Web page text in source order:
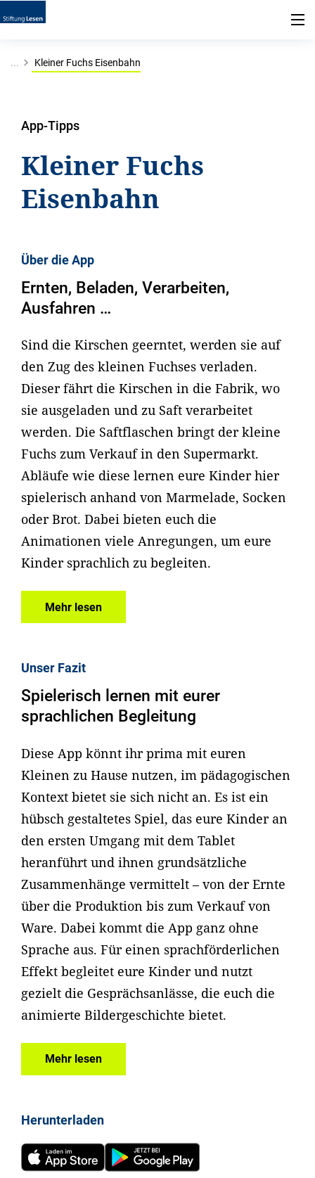
... Kleiner Fuchs Eisenbahn
App-Tipps
Kleiner Fuchs
Eisenbahn
Über die App
Ernten, Beladen, Verarbeiten,
Ausfahren …
Sind die Kirschen geerntet, werden sie auf
den Zug des kleinen Fuchses verladen.
Dieser fährt die Kirschen in die Fabrik, wo
sie ausgeladen und zu Saft verarbeitet
werden. Die Saftflaschen bringt der kleine
Fuchs zum Verkauf in den Supermarkt.
Abläufe wie diese lernen eure Kinder hier
spielerisch anhand von Marmelade, Socken
oder Brot. Dabei bieten euch die
Animationen viele Anregungen, um eure
Kinder sprachlich zu begleiten.
Mehr lesen
Unser Fazit
Spielerisch lernen mit eurer
sprachlichen Begleitung
Diese App könnt ihr prima mit euren
Kleinen zu Hause nutzen, im pädagogischen
Kontext bietet sie sich nicht an. Es ist ein
hübsch gestaltetes Spiel, das eure Kinder an
den ersten Umgang mit dem Tablet
heranführt und ihnen grundsätzliche
Zusammenhänge vermittelt – von der Ernte
über die Produktion bis zum Verkauf von
Ware. Dabei kommt die App ganz ohne
Sprache aus. Für einen sprachförderlichen
Effekt begleitet eure Kinder und nutzt
gezielt die Gesprächsanlässe, die euch die
animierte Bildergeschichte bietet.
Mehr lesen
Herunterladen